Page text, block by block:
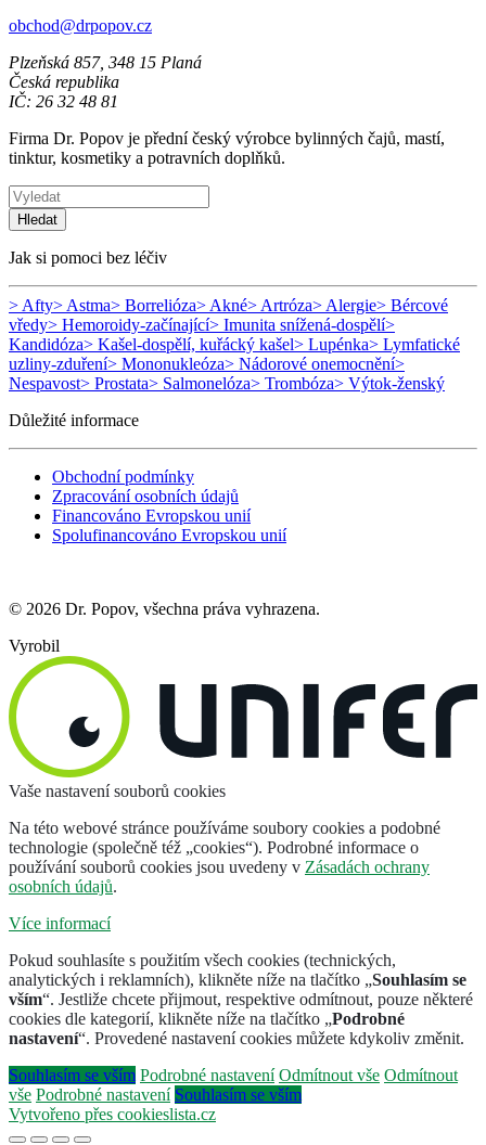
obchod@drpopov.cz
Plzeňská 857, 348 15 Planá
Česká republika
IČ: 26 32 48 81
Firma Dr. Popov je přední český výrobce bylinných čajů, mastí,
tinktur, kosmetiky a potravních doplňků.
Hledat
Jak si pomoci bez léčiv
> Afty> Astma> Borrelióza> Akné> Artróza> Alergie> Bércové
vředy> Hemoroidy-začínající> Imunita snížená-dospělí>
Kandidóza> Kašel-dospělí, kuřácký kašel> Lupénka> Lymfatické
uzliny-zduření> Mononukleóza> Nádorové onemocnění>
Nespavost> Prostata> Salmonelóza> Trombóza> Výtok-ženský
Důležité informace
Obchodní podmínky
Zpracování osobních údajů
Financováno Evropskou unií
Spolufinancováno Evropskou unií
© 2026 Dr. Popov, všechna práva vyhrazena.
Vyrobil
Vaše nastavení souborů cookies
Na této webové stránce používáme soubory cookies a podobné
technologie (společně též „cookies“). Podrobné informace o
používání souborů cookies jsou uvedeny v Zásadách ochrany
osobních údajů.
Více informací
Pokud souhlasíte s použitím všech cookies (technických,
analytických i reklamních), klikněte níže na tlačítko „Souhlasím se
vším“. Jestliže chcete přijmout, respektive odmítnout, pouze některé
cookies dle kategorií, klikněte níže na tlačítko „Podrobné
nastavení“. Provedené nastavení cookies můžete kdykoliv změnit.
Souhlasím se vším Podrobné nastavení Odmítnout vše Odmítnout
vše Podrobné nastavení Souhlasím se vším
Vytvořeno přes cookieslista.cz